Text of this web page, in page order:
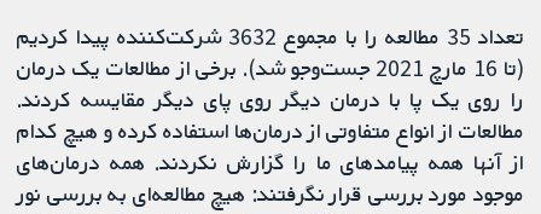
تعداد 35 مطالعه را با مجموع 3632 شرکت‌کننده پیدا کردیم
(تا 16 مارچ 2021 جست‌وجو شد). برخی از مطالعات یک درمان
را روی یک پا با درمان دیگر روی پای دیگر مقایسه کردند.
مطالعات از انواع متفاوتی از درمان‌ها استفاده کرده و هیچ کدام
از آنها همه پیامدهای ما را گزارش نکردند. همه درمان‌های
موجود مورد بررسی قرار نگرفتند: هیچ مطالعه‌ای به بررسی نور